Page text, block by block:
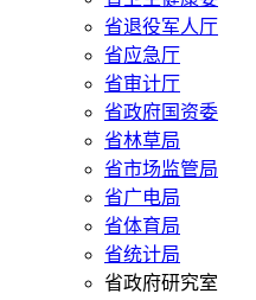
省退役军人厅
省应急厅
省审计厅
省政府国资委
省林草局
省市场监管局
省广电局
省体育局
省统计局
省政府研究室